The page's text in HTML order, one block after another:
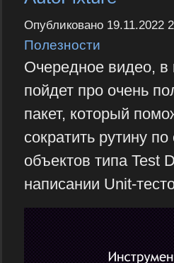
Опубликовано 19.11.2022
Полезности
Очередное видео, в
пойдет про очень
пакет, который
сократить рутину
объектов типа Test
написании Unit-